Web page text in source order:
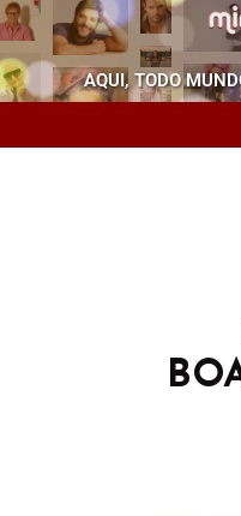
AQUI, TODO